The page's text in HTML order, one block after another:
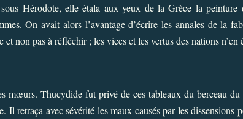
Hérodote, elle étala aux yeux de la Grèce la
On avait alors l’avantage d’écrire les annales de la
et non pas à réfléchir ; les vices et les vertus des nations n’en
mœurs. Thucydide fut privé de ces tableaux du berceau
Il retraça avec sévérité les maux causés par les dissensions